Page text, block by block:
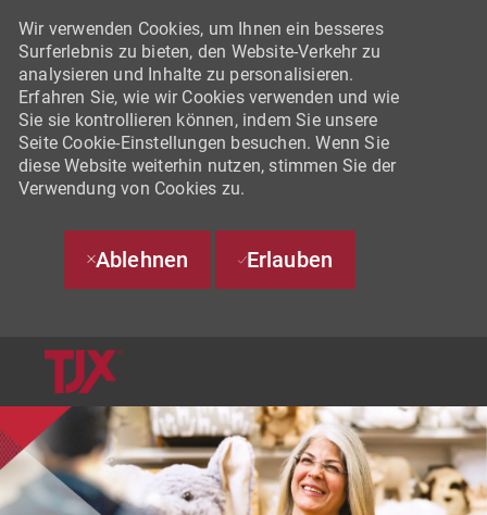
Wir verwenden Cookies, um Ihnen ein besseres
Surferlebnis zu bieten, den Website-Verkehr zu
analysieren und Inhalte zu personalisieren.
Erfahren Sie, wie wir Cookies verwenden und wie
Sie sie kontrollieren können, indem Sie unsere
Seite Cookie-Einstellungen besuchen. Wenn Sie
diese Website weiterhin nutzen, stimmen Sie der
Verwendung von Cookies zu.
Ablehnen Erlauben